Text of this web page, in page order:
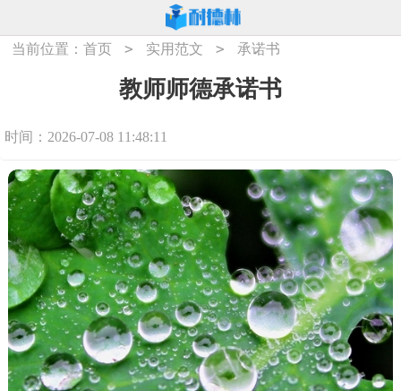
当前位置：首页 > 实用范文 > 承诺书
教师师德承诺书
时间：2026-07-08 11:48:11